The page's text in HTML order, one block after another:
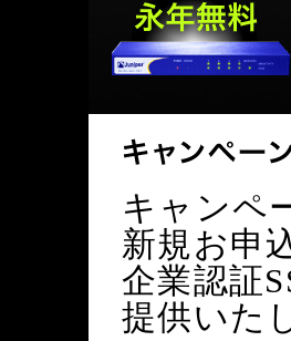
キャンペ
新規お申
企業認証
提供いた